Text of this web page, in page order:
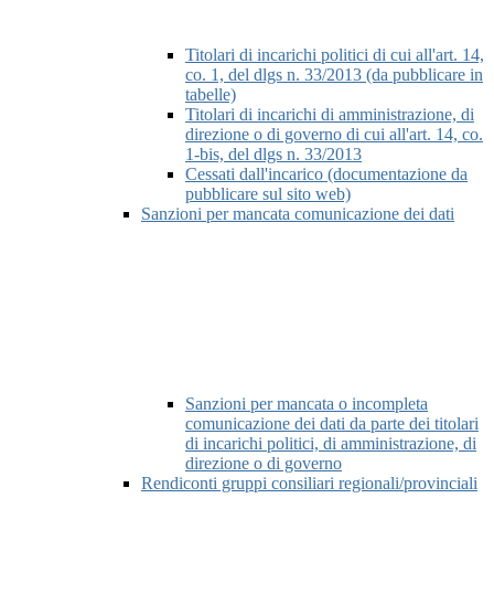
Titolari di incarichi politici di cui all'art. 14,
co. 1, del dlgs n. 33/2013 (da pubblicare in
tabelle)
Titolari di incarichi di amministrazione, di
direzione o di governo di cui all'art. 14, co.
1-bis, del dlgs n. 33/2013
Cessati dall'incarico (documentazione da
pubblicare sul sito web)
Sanzioni per mancata comunicazione dei dati
Sanzioni per mancata o incompleta
comunicazione dei dati da parte dei titolari
di incarichi politici, di amministrazione, di
direzione o di governo
Rendiconti gruppi consiliari regionali/provinciali